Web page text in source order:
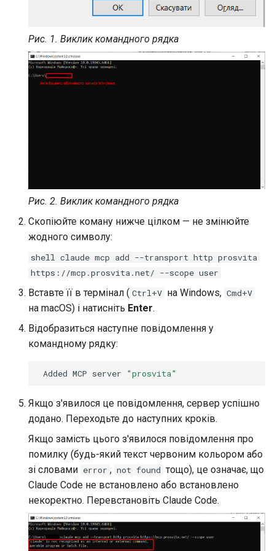
Рис. 1. Виклик командного рядка
Рис. 2. Виклик командного рядка
Скопіюйте коману нижче цілком — не змінюйте
жодного символу:
shell claude mcp add --transport http prosvita
https://mcp.prosvita.net/ --scope user
Вставте її в термінал ( Ctrl+V на Windows, Cmd+V
на macOS) і натисніть Enter.
Відобразиться наступне повідомлення у
командному рядку:
Added MCP server "prosvita"
Якщо з'явилося це повідомлення, сервер успішно
додано. Переходьте до наступних кроків.
Якщо замість цього з'явилося повідомлення про
помилку (будь-який текст червоним кольором або
зі словами error , not found тощо), це означає, що
Claude Code не встановлено або встановлено
некоректно. Перевстановіть Claude Code.